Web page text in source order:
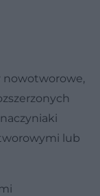
nowotworowe,
lub